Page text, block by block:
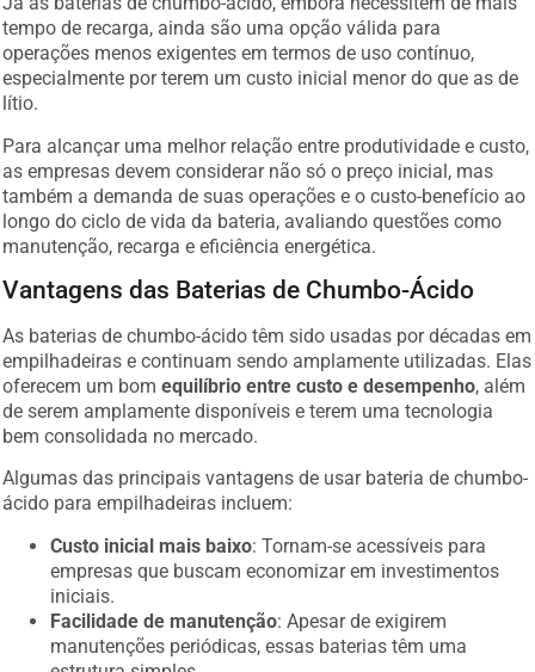
tempo de recarga, ainda são uma opção válida para
operações menos exigentes em termos de uso contínuo,
especialmente por terem um custo inicial menor do que as de
lítio.
as empresas devem considerar não só o preço inicial, mas
também a demanda de suas operações e o custo-benefício ao
longo do ciclo de vida da bateria, avaliando questões como
manutenção, recarga e eficiência energética.
Vantagens das Baterias de Chumbo-Ácido
empilhadeiras e continuam sendo amplamente utilizadas. Elas
oferecem um bomequilíbrio entre custo e desempenho, além
de serem amplamente disponíveis e terem uma tecnologia
bem consolidada no mercado.
ácido para empilhadeiras incluem:
empresas que buscam economizar em investimentos
iniciais.
Facilidade de manutenção
manutenções periódicas, essas baterias têm uma
estrutura simples.